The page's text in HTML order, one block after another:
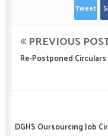
Tweet
PREVIOUS
Re-Postponed Circulars
DGHS Oursourcing Job